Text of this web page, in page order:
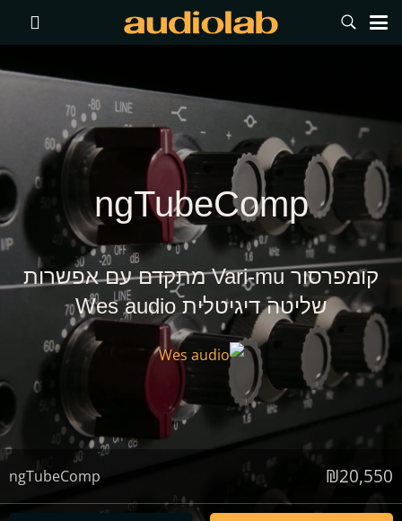
ngTubeComp
קומפרסור Vari-mu מתקדם עם אפשרות
שליטה דיגיטלית Wes audio
₪20,550
ngTubeComp